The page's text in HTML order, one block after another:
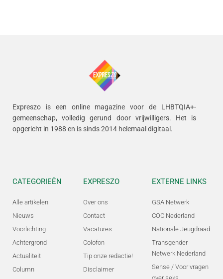
Expreszo is een online magazine voor de LHBTQIA+-
gemeenschap, volledig gerund door vrijwilligers. Het is
opgericht in 1988 en is sinds 2014 helemaal digitaal.
CATEGORIEËN
Alle artikelen
Nieuws
Voorlichting
Achtergrond
Actualiteit
Column
EXPRESZO
Over ons
Contact
Vacatures
Colofon
Tip onze redactie!
Disclaimer
EXTERNE LINKS
GSA Netwerk
COC Nederland
Nationale Jeugdraad
Transgender
Netwerk Nederland
Sense / Voor vragen